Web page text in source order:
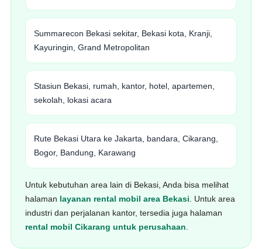
Summarecon Bekasi sekitar, Bekasi kota, Kranji,
Kayuringin, Grand Metropolitan
Stasiun Bekasi, rumah, kantor, hotel, apartemen,
sekolah, lokasi acara
Rute Bekasi Utara ke Jakarta, bandara, Cikarang,
Bogor, Bandung, Karawang
Untuk kebutuhan area lain di Bekasi, Anda bisa melihat
halaman layanan rental mobil area Bekasi . Untuk area
industri dan perjalanan kantor, tersedia juga halaman
rental mobil Cikarang untuk perusahaan